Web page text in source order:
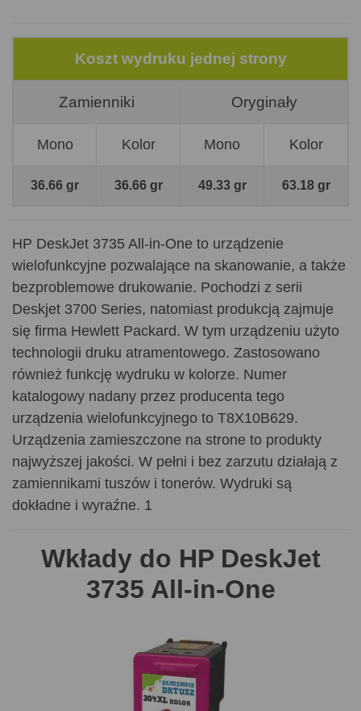
Koszt wydruku jednej strony
Zamienniki Oryginały
Mono Kolor Mono Kolor
36.66 gr 36.66 gr 49.33 gr 63.18 gr
HP DeskJet 3735 All-in-One to urządzenie
wielofunkcyjne pozwalające na skanowanie, a także
bezproblemowe drukowanie. Pochodzi z serii
Deskjet 3700 Series, natomiast produkcją zajmuje
się firma Hewlett Packard. W tym urządzeniu użyto
technologii druku atramentowego. Zastosowano
również funkcję wydruku w kolorze. Numer
katalogowy nadany przez producenta tego
urządzenia wielofunkcyjnego to T8X10B629.
Urządzenia zamieszczone na strone to produkty
najwyższej jakości. W pełni i bez zarzutu działają z
zamiennikami tuszów i tonerów. Wydruki są
dokładne i wyraźne. 1
Wkłady do HP DeskJet
3735 All-in-One